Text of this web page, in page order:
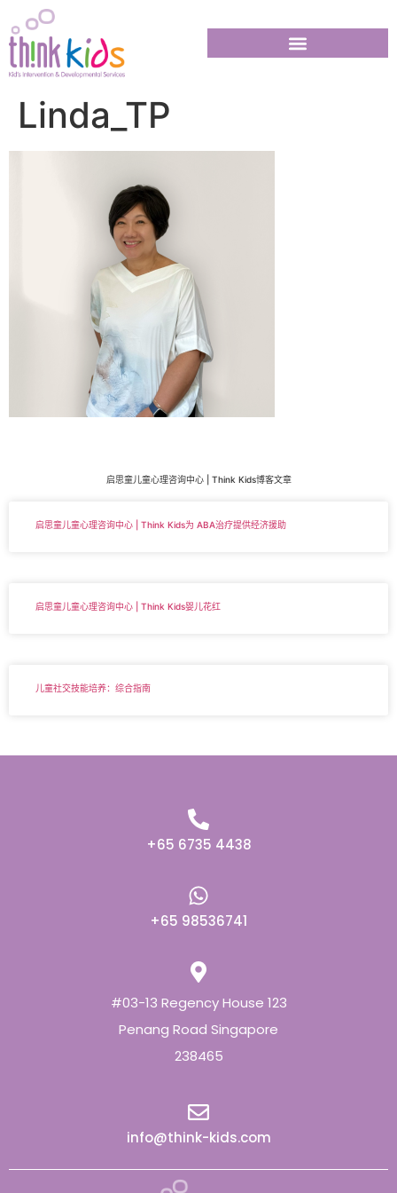
Linda_TP
启思童儿童心理咨询中心 | Think Kids博客文章
启思童儿童心理咨询中心 | Think Kids为 ABA治疗提供经济援助
启思童儿童心理咨询中心 | Think Kids婴儿花红
儿童社交技能培养：综合指南
+65 6735 4438
+65 98536741
#03-13 Regency House 123
Penang Road Singapore
238465
info@think-kids.com